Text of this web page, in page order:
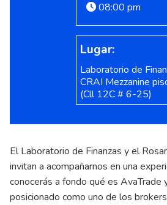
08:00 pm
Lugar:
Laboratorio de
CRAI Mezzanine
(Cll 12C # 6-25)
El Laboratorio de Finanzas y el
invitan a acompañarnos en una
conocerás a fondo qué es AvaTrade
posicionado como uno de los